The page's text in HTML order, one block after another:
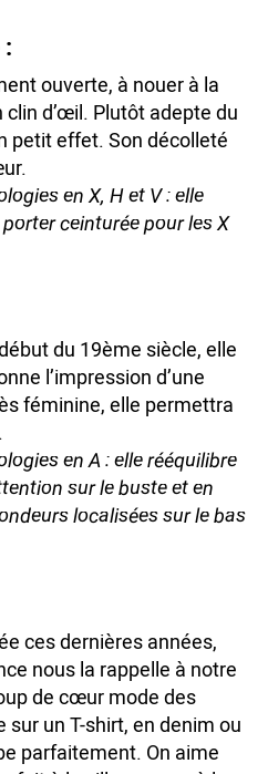
ouverte, à nouer à la
clin d’œil. Plutôt adepte du
petit effet. Son décolleté
en X, H et V : elle
ceinturée pour les X
du 19ème siècle, elle
l’impression d’une
féminine, elle permettra
en A : elle rééquilibre
sur le buste et en
localisées sur le bas
ces dernières années,
nous la rappelle à notre
de cœur mode des
un T-shirt, en denim ou
parfaitement. On aime